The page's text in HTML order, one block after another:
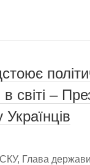
в світі –
Глава